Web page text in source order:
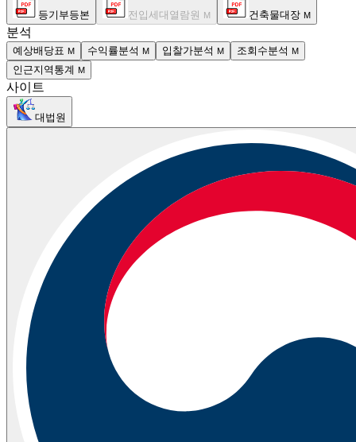
등기부등본 전입세대열람원 M 건축물대장 M
분석
예상배당표 M 수익률분석 M 입찰가분석 M 조회수분석 M
인근지역통계 M
사이트
대법원